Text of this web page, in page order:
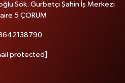
Sok. Gurbetçi Şahin İş Merkezi
5 ÇORUM
protected]